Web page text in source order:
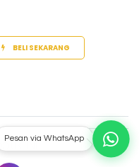
BELI SEKARANG
INI
Pesan via WhatsApp